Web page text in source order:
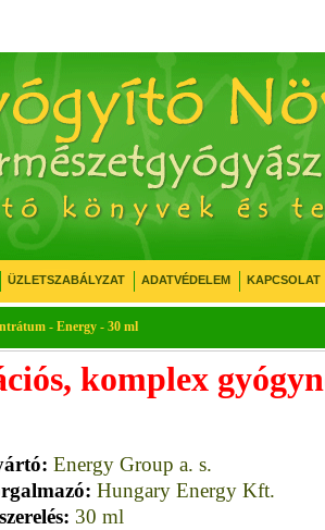
ÜZLETSZABÁLYZAT ADATVÉDELEM KAPCSOLAT
- Energy - 30 ml
komplex
Energy Group a. s.
Hungary Energy Kft.
30 ml